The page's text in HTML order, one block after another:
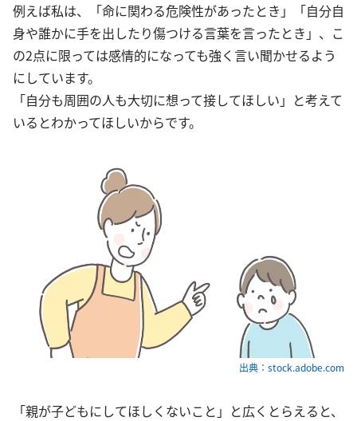
例えば私は、「命に関わる危険性があったとき」「自分自
身や誰かに手を出したり傷つける言葉を言ったとき」、こ
の2点に限っては感情的になっても強く言い聞かせるよう
にしています。
「自分も周囲の人も大切に想って接してほしい」と考えて
いるとわかってほしいからです。
出典：stock.adobe.com
「親が子どもにしてほしくないこと」と広くとらえると、